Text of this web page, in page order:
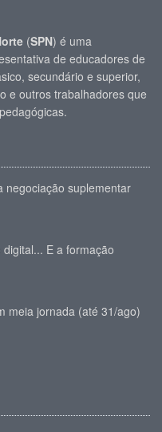
(SPN) é uma
de educadores de
secundário e superior,
e outros trabalhadores que
suplementar
E a formação
meia jornada (até 31/ago)